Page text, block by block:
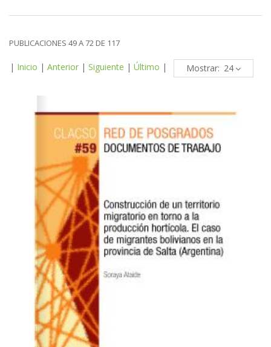
PUBLICACIONES 49 A 72 DE 117
| Inicio | Anterior | Siguiente | Último | Mostrar: